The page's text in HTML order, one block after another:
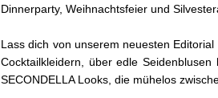
Dinnerparty, Weihnachtsfeier und
Lass dich von unserem neuesten
Cocktailkleidern, über edle
SECONDELLA Looks, die mühelos